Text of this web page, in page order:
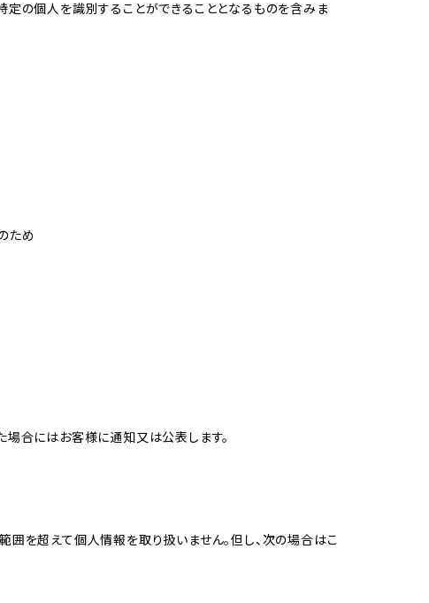
の個人を識別することができることとなるものを含みま
ため
合にはお客様に通知又は公表します。
を超えて個人情報を取り扱いません。但し、次の場合はこ